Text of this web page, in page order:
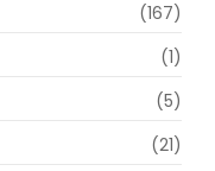
(167)
(1)
(5)
(21)